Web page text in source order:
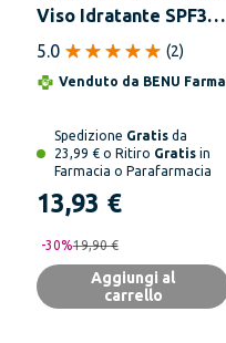
Viso Idratante SPF30
50 ml
5.0 (2)
Venduto da BENU Farma
Spedizione Gratis da
23,99 € o Ritiro Gratis in
Farmacia o Parafarmacia
13,93 €
-30%19,90 €
Aggiungi al
carrello